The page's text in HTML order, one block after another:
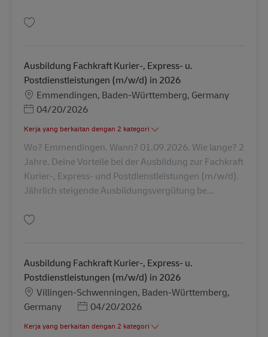
Ausbildung Fachkraft Kurier-, Express- u.
Postdienstleistungen (m/w/d) in 2026
LokasiEmmendingen, Baden-Württemberg, Germany
Posted Date
04/20/2026
Kerja yang berkaitan dengan 2 kategori
Wo? Emmendingen. Wann? 01.09.2026. Wie lange? 2
Jahre. Deine Vorteile bei der Ausbildung zur Fachkraft
Kurier-, Express- und Postdienstleistungen (m/w/d).
Jährlich steigende Ausbildungsvergütung be...
Ausbildung Fachkraft Kurier-, Express- u.
Postdienstleistungen (m/w/d) in 2026
LokasiVillingen-Schwenningen, Baden-Württemberg,
Germany
Posted Date
04/20/2026
Kerja yang berkaitan dengan 2 kategori